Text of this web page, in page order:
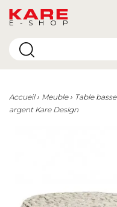
E-SHOP
Accueil Meuble Table basse
argent Kare Design